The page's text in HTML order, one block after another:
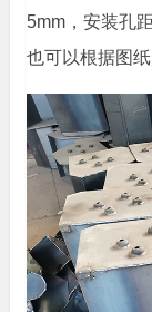
5mm，安装孔
也可以根据图